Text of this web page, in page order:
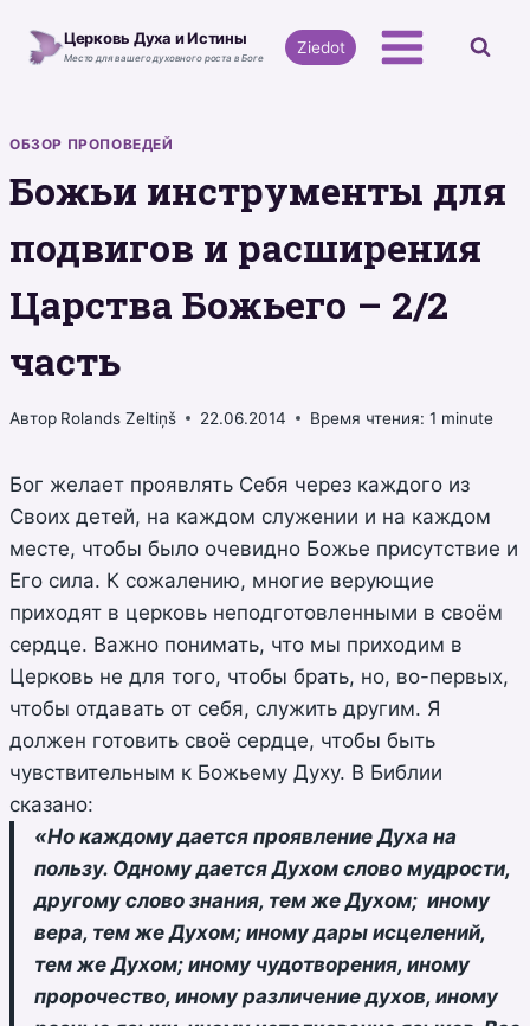
Церковь Духа и Истины
Место для вашего духовного роста в Боге
Ziedot
ОБЗОР ПРОПОВЕДЕЙ
Божьи инструменты для
подвигов и расширения
Царства Божьего – 2/2
часть
Автор Rolands Zeltiņš 22.06.2014 Время чтения: 1 minute
Бог желает проявлять Себя через каждого из
Своих детей, на каждом служении и на каждом
месте, чтобы было очевидно Божье присутствие и
Его сила. К сожалению, многие верующие
приходят в церковь неподготовленными в своём
сердце. Важно понимать, что мы приходим в
Церковь не для того, чтобы брать, но, во-первых,
чтобы отдавать от себя, служить другим. Я
должен готовить своё сердце, чтобы быть
чувствительным к Божьему Духу. В Библии
сказано:
«Но каждому дается проявление Духа на
пользу. Одному дается Духом слово мудрости,
другому слово знания, тем же Духом; иному
вера, тем же Духом; иному дары исцелений,
тем же Духом; иному чудотворения, иному
пророчество, иному различение духов, иному